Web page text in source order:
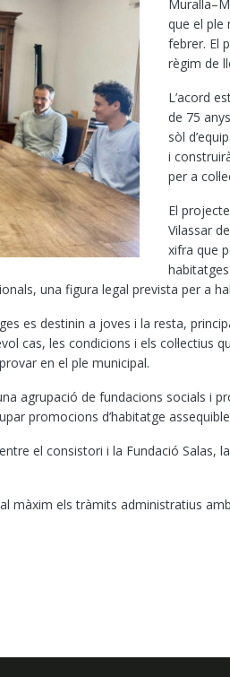
que el ple
febrer. El
règim de
L’acord
de 75
sòl
i
per a
El
Vilassar
xifra que
una figura legal prevista per a
es destinin a joves i la resta,
cas, les condicions i els col·lectius
en el ple municipal.
agrupació de fundacions socials i
promocions d’habitatge
el consistori i la Fundació Salas,
màxim els tràmits administratius